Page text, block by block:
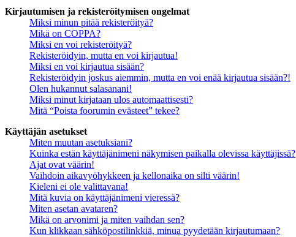
Kirjautumisen ja rekisteröitymisen ongelmat
Miksi minun pitää rekisteröityä?
Mikä on COPPA?
Miksi en voi rekisteröityä?
Rekisteröidyin, mutta en voi kirjautua!
Miksi en voi kirjautua sisään?
Rekisteröidyin joskus aiemmin, mutta en voi enää kirjautua sisään?!
Olen hukannut salasanani!
Miksi minut kirjataan ulos automaattisesti?
Mitä “Poista foorumin evästeet” tekee?
Käyttäjän asetukset
Miten muutan asetuksiani?
Kuinka estän käyttäjänimeni näkymisen paikalla olevissa käyttäjissä?
Ajat ovat väärin!
Vaihdoin aikavyöhykkeen ja kellonaika on silti väärin!
Kieleni ei ole valittavana!
Mitä kuvia on käyttäjänimeni vieressä?
Miten asetan avataren?
Mikä on arvonimi ja miten vaihdan sen?
Kun klikkaan sähköpostilinkkiä, minua pyydetään kirjautumaan?